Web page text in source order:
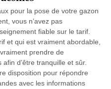
pour la pose de votre gazon
vous n’avez pas
fiable sur le tarif.
et qui est vraiment abordable,
prendre de
d’être tranquille et sûr.
disposition pour répondre
avec les informations